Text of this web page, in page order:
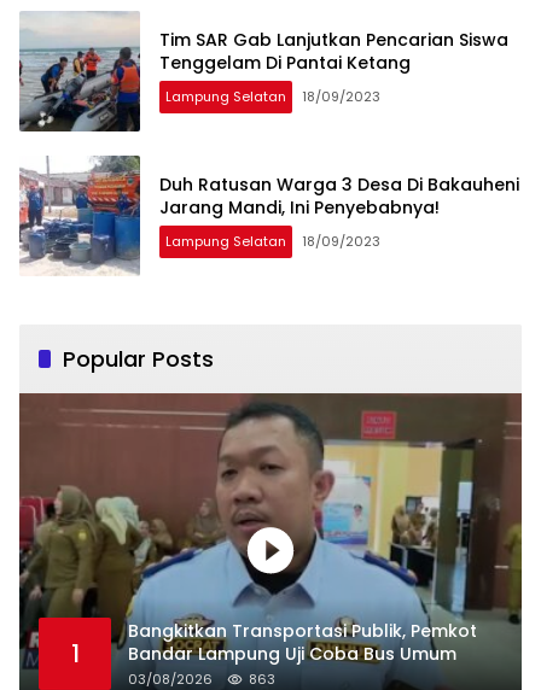
Tim SAR Gab Lanjutkan Pencarian Siswa
Tenggelam Di Pantai Ketang
Lampung Selatan 18/09/2023
Duh Ratusan Warga 3 Desa Di Bakauheni
Jarang Mandi, Ini Penyebabnya!
Lampung Selatan 18/09/2023
Popular Posts
1
Bangkitkan Transportasi Publik, Pemkot
Bandar Lampung Uji Coba Bus Umum
03/08/2026 863